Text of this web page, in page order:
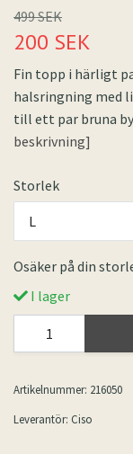
499 SEK
200 SEK
Fin topp i härligt
halsringning med
till ett par bruna
beskrivning]
Storlek
L
Osäker på din
I lager
Artikelnummer: 216050
Leverantör: Ciso